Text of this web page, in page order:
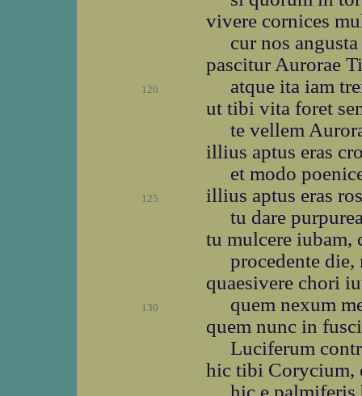
vivere cornices
cur nos
pascitur Aurorae
120
atque ita iam
ut tibi vita foret
te vellem
illius aptus eras
et modo
125
illius aptus eras
tu dare
tu mulcere iubam,
procedente
quaesivere chori
130
quem nexum
quem nunc in
Luciferum
hic tibi Corycium,
hic e palmiferis